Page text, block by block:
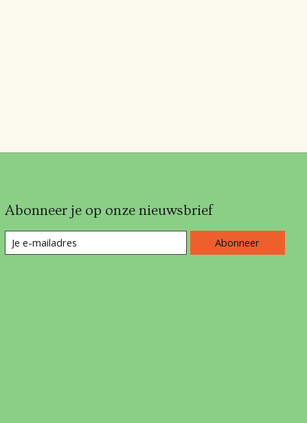
Abonneer je op onze nieuwsbrief
Abonneer